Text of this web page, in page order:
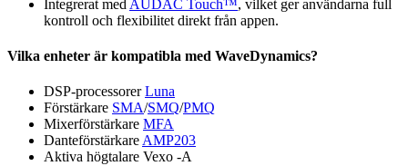
Integrerat med AUDAC Touch™, vilket ger användarna full
kontroll och flexibilitet direkt från appen.
Vilka enheter är kompatibla med WaveDynamics?
DSP-processorerLuna
Förstärkare SMA/SMQ/PMQ
Mixerförstärkare MFA
Danteförstärkare AMP203
Aktiva högtalare Vexo -A